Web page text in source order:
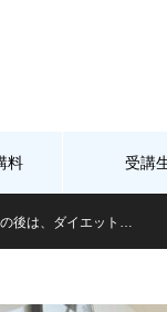
料 受講
後は、ダイエット…